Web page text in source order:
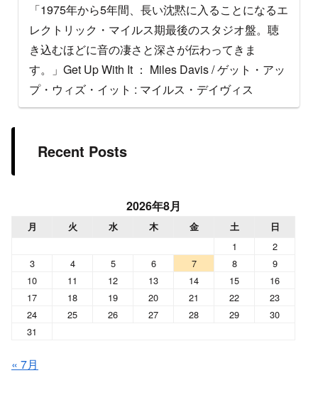
「1975年から5年間、長い沈黙に入ることになるエ
レクトリック・マイルス期最後のスタジオ盤。聴
き込むほどに音の凄さと深さが伝わってきま
す。」Get Up With It ： Miles Davis / ゲット・アッ
プ・ウィズ・イット : マイルス・デイヴィス
Recent Posts
2026年8月
月 火 水 木 金 土 日
1
2
3
4 5 6 7 8
9
10
11 12 13 14 15
16
17
18 19 20 21 22
23
24
25 26 27 28 29
30
31
« 7月